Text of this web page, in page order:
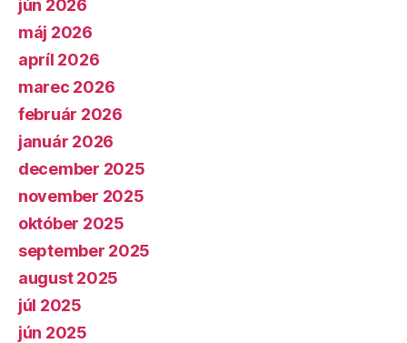
jún 2026
máj 2026
apríl 2026
marec 2026
február 2026
január 2026
december 2025
november 2025
október 2025
september 2025
august 2025
júl 2025
jún 2025